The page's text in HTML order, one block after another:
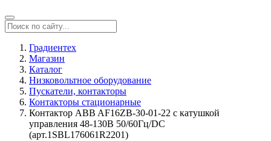
Градиентех
Магазин
Каталог
Низковольтное оборудование
Пускатели, контакторы
Контакторы стационарные
Контактор ABB AF16ZB-30-01-22 с катушкой
управления 48-130В 50/60Гц/DC
(арт.1SBL176061R2201)